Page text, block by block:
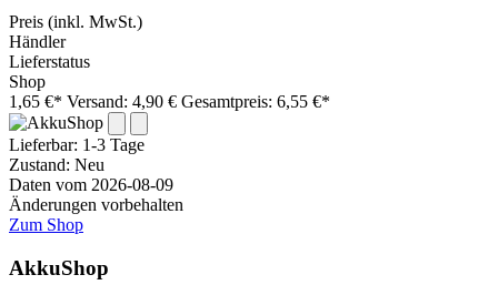
Preis (inkl. MwSt.)
Händler
Lieferstatus
Shop
1,65 €* Versand: 4,90 € Gesamtpreis: 6,55 €*
Lieferbar: 1-3 Tage
Zustand: Neu
Daten vom 2026-08-09
Änderungen vorbehalten
Zum Shop
AkkuShop